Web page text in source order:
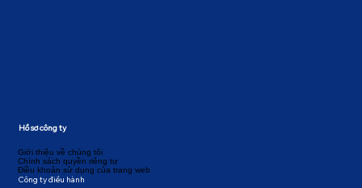
Giới thiệu về chúng tôi
Chính sách quyền riêng tư
Điều khoản sử dụng của trang web
Công ty điều hành
Hồ sơ công ty